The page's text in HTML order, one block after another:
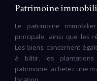
Patrimoine
Le patrimoine
principale, ainsi que les
Les biens concernent
à bâtir, les
patrimoine, achetez une